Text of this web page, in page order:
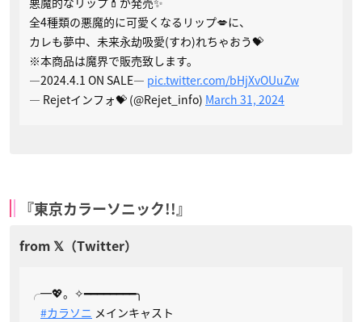
全4種類の悪魔的に可愛くなるリップ💋に、
カレも夢中、未来永劫吸愛(すわ)れちゃおう💝
※本商品は魔界で販売致します。
—2024.4.1 ON SALE— pic.twitter.com/bHjXvOUuZw
— Rejetインフォ💝 (@Rejet_info) March 31, 2024
『東京カラーソニック!!』
╭━💖。✧━━━━━━━━╮
#カラソニ メインキャスト